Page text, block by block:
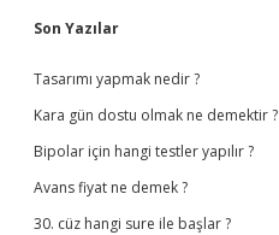
Sidebar
Son Yazılar
Tasarımı yapmak nedir ?
Kara gün dostu olmak ne demektir ?
Bipolar için hangi testler yapılır ?
Avans fiyat ne demek ?
30. cüz hangi sure ile başlar ?